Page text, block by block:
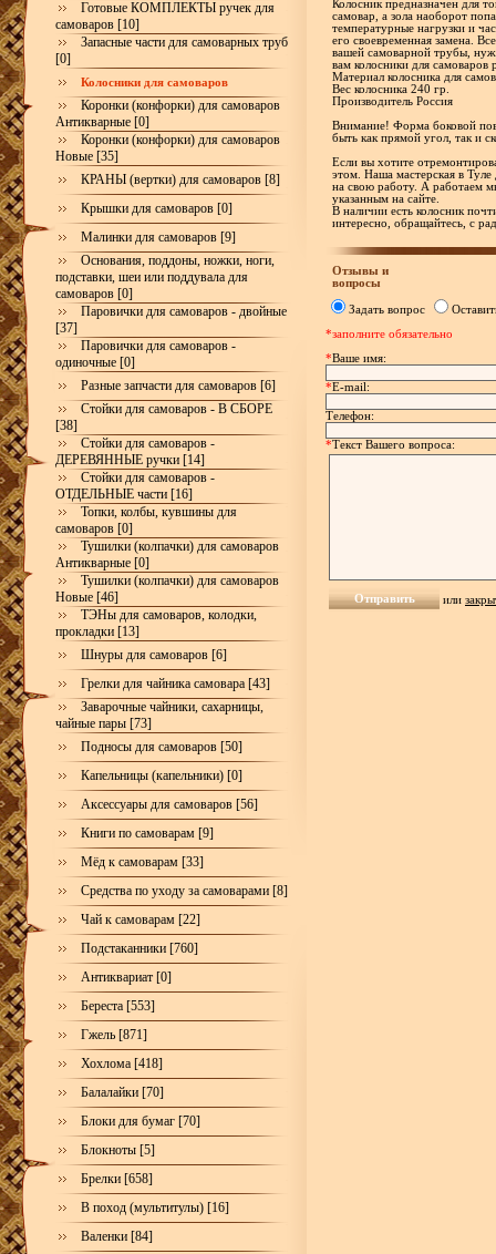
Готовые КОМПЛЕКТЫ ручек для
самоваров [10]
Запасные части для самоварных труб
[0]
Колосники для самоваров
Коронки (конфорки) для самоваров
Антикварные [0]
Коронки (конфорки) для самоваров
Новые [35]
КРАНЫ (вертки) для самоваров [8]
Крышки для самоваров [0]
Малинки для самоваров [9]
Основания, поддоны, ножки, ноги,
подставки, шеи или поддувала для
самоваров [0]
Паровички для самоваров - двойные
[37]
Паровички для самоваров -
одиночные [0]
Разные запчасти для самоваров [6]
Стойки для самоваров - В СБОРЕ
[38]
Стойки для самоваров -
ДЕРЕВЯННЫЕ ручки [14]
Стойки для самоваров -
ОТДЕЛЬНЫЕ части [16]
Топки, колбы, кувшины для
самоваров [0]
Тушилки (колпачки) для самоваров
Антикварные [0]
Тушилки (колпачки) для самоваров
Новые [46]
ТЭНы для самоваров, колодки,
прокладки [13]
Шнуры для самоваров [6]
Грелки для чайника самовара [43]
Заварочные чайники, сахарницы,
чайные пары [73]
Подносы для самоваров [50]
Капельницы (капельники) [0]
Аксессуары для самоваров [56]
Книги по самоварам [9]
Мёд к самоварам [33]
Средства по уходу за самоварами [8]
Чай к самоварам [22]
Подстаканники [760]
Антиквариат [0]
Береста [553]
Гжель [871]
Хохлома [418]
Балалайки [70]
Блоки для бумаг [70]
Блокноты [5]
Брелки [658]
В поход (мультитулы) [16]
Валенки [84]
Колосник предназначен для
самовар, а зола наоборот
температурные нагрузки и
его своевременная замена.
вашей самоварной трубы,
вам колосники для самоваров
Материал колосника для
Вес колосника 240 гр.
Производитель Россия
Внимание! Форма боковой
быть как прямой угол, так и
Если вы хотите
этом. Наша мастерская в
на свою работу. А работаем
указанным на сайте.
В наличии есть колосник
интересно, обращайтесь, с
Отзывы и
вопросы
Задать вопрос
*заполните обязательно
*Ваше имя:
*E-mail:
Телефон:
*Текст Вашего вопроса:
или